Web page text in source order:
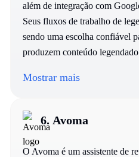
além de integração com
Seus fluxos de trabalho de
sendo uma escolha confiável
produzem conteúdo
Mostrar mais
6. Avoma
O Avoma é um assistente de